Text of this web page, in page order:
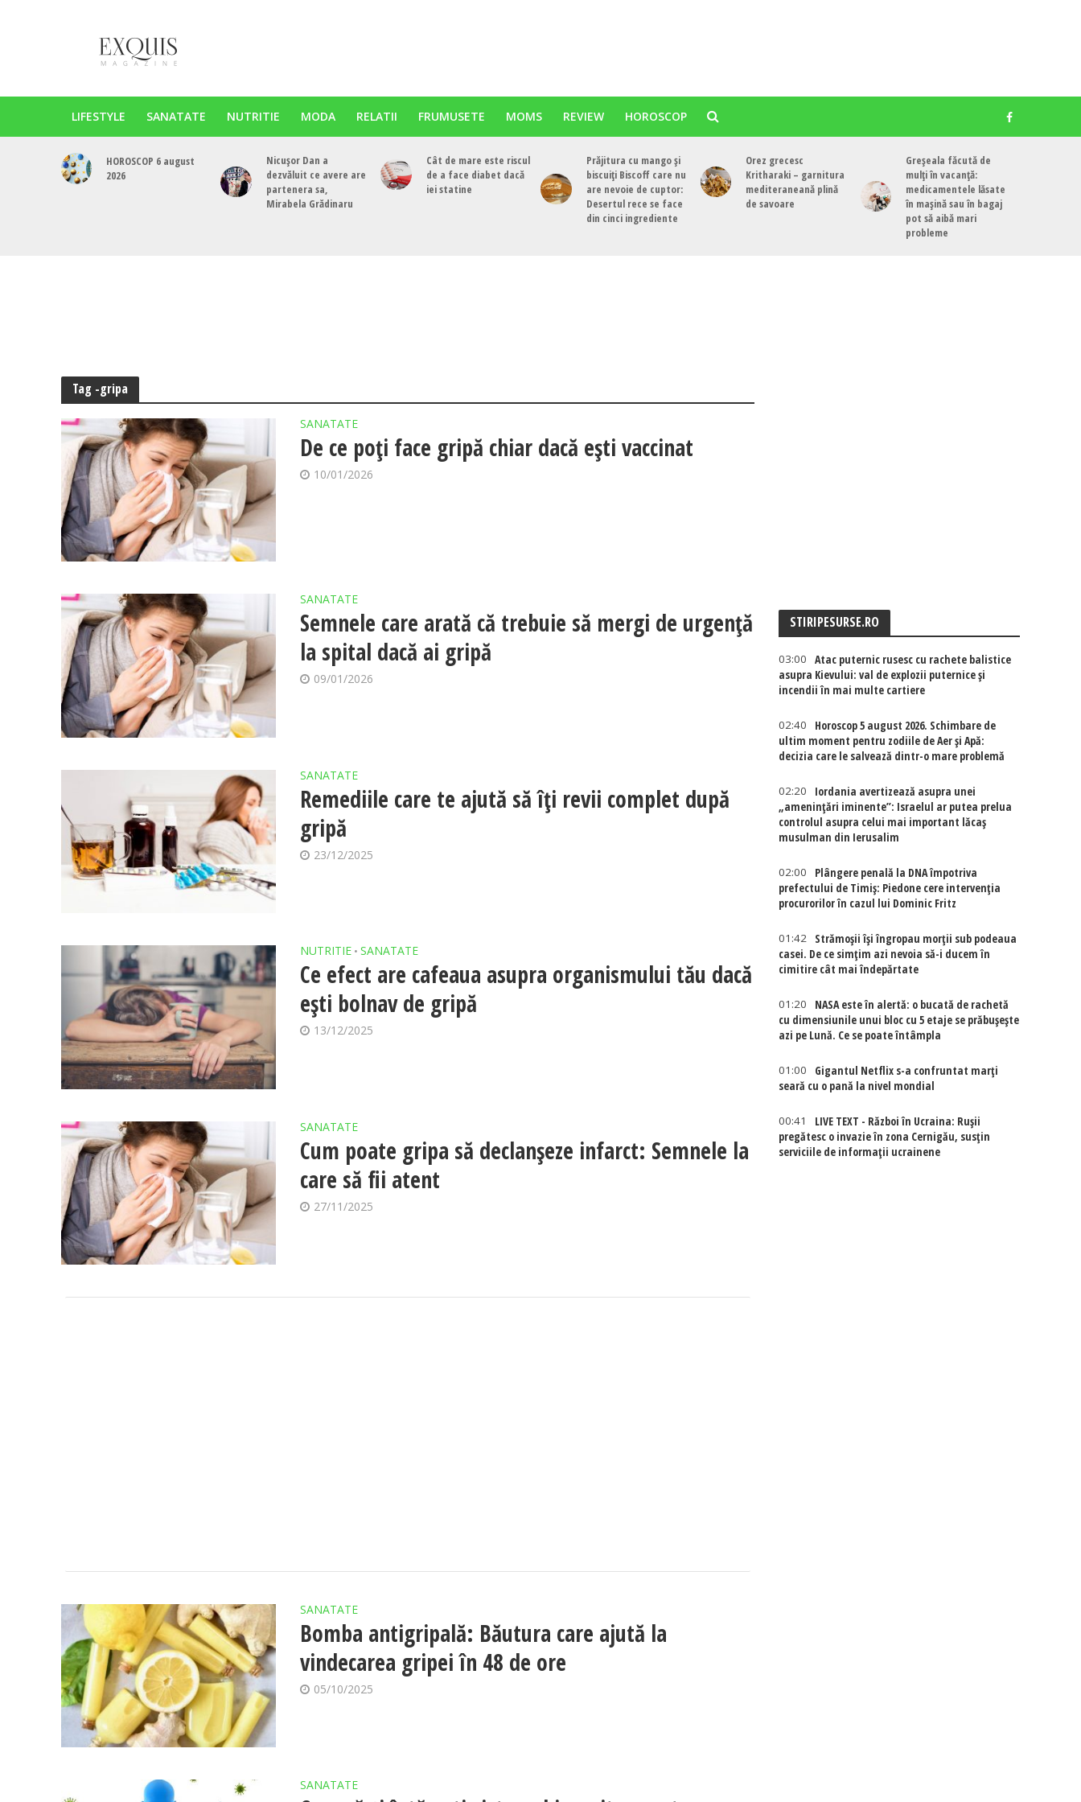
LIFESTYLE SANATATE NUTRITIE MODA RELATII FRUMUSETE MOMS REVIEW HOROSCOP
HOROSCOP 6 august
2026
Nicușor Dan a
dezvăluit ce avere are
partenera sa,
Mirabela Grădinaru
Cât de mare este riscul
de a face diabet dacă
iei statine
Prăjitura cu mango și
biscuiți Biscoff care nu
are nevoie de cuptor:
Desertul rece se face
din cinci ingrediente
Orez grecesc
Kritharaki – garnitura
mediteraneană plină
de savoare
Greșeala făcută de
mulți în vacanță:
medicamentele lăsate
în mașină sau în bagaj
pot să aibă mari
probleme
Tag -gripa
SANATATE
De ce poți face gripă chiar dacă ești vaccinat
10/01/2026
SANATATE
Semnele care arată că trebuie să mergi de urgență
la spital dacă ai gripă
09/01/2026
SANATATE
Remediile care te ajută să îți revii complet după
gripă
23/12/2025
NUTRITIE • SANATATE
Ce efect are cafeaua asupra organismului tău dacă
ești bolnav de gripă
13/12/2025
SANATATE
Cum poate gripa să declanșeze infarct: Semnele la
care să fii atent
27/11/2025
SANATATE
Bomba antigripală: Băutura care ajută la
vindecarea gripei în 48 de ore
05/10/2025
SANATATE
STIRIPESURSE.RO
03:00
Atac puternic rusesc cu rachete balistice
asupra Kievului: val de explozii puternice și
incendii în mai multe cartiere
02:40
Horoscop 5 august 2026. Schimbare de
ultim moment pentru zodiile de Aer și Apă:
decizia care le salvează dintr-o mare problemă
02:20
Iordania avertizează asupra unei
„amenințări iminente”: Israelul ar putea prelua
controlul asupra celui mai important lăcaș
musulman din Ierusalim
02:00
Plângere penală la DNA împotriva
prefectului de Timiș: Piedone cere intervenția
procurorilor în cazul lui Dominic Fritz
01:42
Strămoșii își îngropau morții sub podeaua
casei. De ce simțim azi nevoia să-i ducem în
cimitire cât mai îndepărtate
01:20
NASA este în alertă: o bucată de rachetă
cu dimensiunile unui bloc cu 5 etaje se prăbușește
azi pe Lună. Ce se poate întâmpla
01:00
Gigantul Netflix s-a confruntat marţi
seară cu o pană la nivel mondial
00:41
LIVE TEXT - Război în Ucraina: Rușii
pregătesc o invazie în zona Cernigău, susțin
serviciile de informații ucrainene